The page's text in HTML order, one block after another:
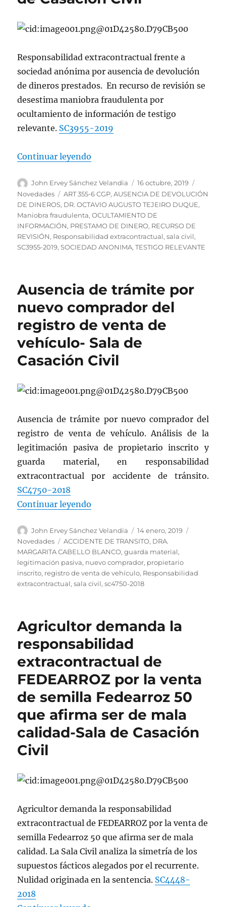
Responsabilidad extracontractual frente a
sociedad anónima por ausencia de devolución
de dineros prestados. En recurso de revisión se
desestima maniobra fraudulenta por
ocultamiento de información de testigo
relevante. SC3955-2019
Continuar leyendo
Autor
John Ervey Sánchez Velandia
Publicado
el
16 octubre, 2019
Novedades
Etiquetas
ART 355-6 CGP,AUSENCIA DE DEVOLUCIÓN
DE DINEROS, DR. OCTAVIO AUGUSTO TEJEIRO DUQUE,
Maniobra fraudulenta,OCULTAMIENTO DE
INFORMACIÓN, PRESTAMO DE DINERO, RECURSO DE
REVISIÓN, Responsabilidad extracontractual,sala civil,
SC3955-2019,SOCIEDAD ANONIMA,TESTIGO RELEVANTE
Ausencia de trámite por
nuevo comprador del
registro de venta de
vehículo- Sala de
Casación Civil
Ausencia de trámite por nuevo comprador del
registro de venta de vehículo. Análisis de la
legitimación pasiva de propietario inscrito y
guarda material, en responsabilidad
extracontractual por accidente de tránsito.
SC4750-2018
Continuar leyendo
Autor
John Ervey Sánchez Velandia
Publicado
el
14 enero, 2019
Novedades
Etiquetas
ACCIDENTE DE TRANSITO, DRA.
MARGARITA CABELLO BLANCO,guarda material,
legitimación pasiva, nuevo comprador, propietario
inscrito, registro de venta de vehículo, Responsabilidad
extracontractual,sala civil,sc4750-2018
Agricultor demanda la
responsabilidad
extracontractual de
FEDEARROZ por la venta
de semilla Fedearroz 50
que afirma ser de mala
calidad-Sala de Casación
Civil
Agricultor demanda la responsabilidad
extracontractual de FEDEARROZ por la venta de
semilla Fedearroz 50 que afirma ser de mala
calidad. La Sala Civil analiza la simetría de los
supuestos fácticos alegados por el recurrente.
Nulidad originada en la sentencia. SC4448-
2018